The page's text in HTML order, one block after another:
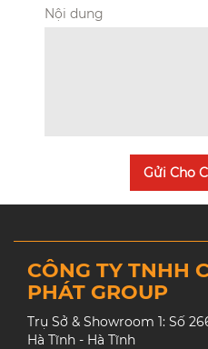
Nội dung
Gửi Cho
CÔNG TY TNHH
PHÁT GROUP
Trụ Sở & Showroom 1: Số
Hà Tĩnh - Hà Tĩnh